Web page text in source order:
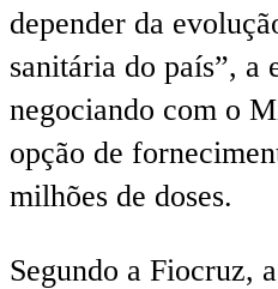
depender da
sanitária do país”, a
negociando com o
opção de
milhões de doses.
Segundo a Fiocruz,